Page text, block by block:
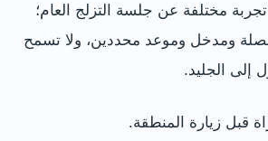
مختلفة عن جلسة التزلج العام؛
ومدخل وموعد محددين، ولا تسمح
إلى الجليد.
قبل زيارة المنطقة.